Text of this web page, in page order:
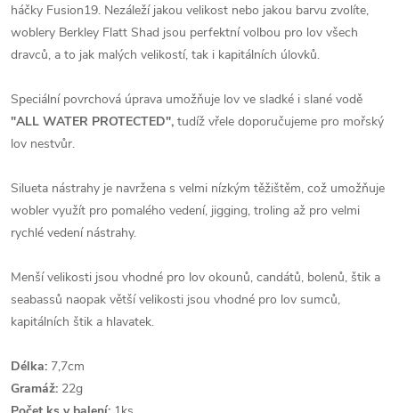
háčky Fusion19. Nezáleží jakou velikost nebo jakou barvu zvolíte,
woblery Berkley Flatt Shad jsou perfektní volbou pro lov všech
dravců, a to jak malých velikostí, tak i kapitálních úlovků.
Speciální povrchová úprava umožňuje lov ve sladké i slané vodě
"ALL WATER PROTECTED", tudíž vřele doporučujeme pro mořský
lov nestvůr.
Silueta nástrahy je navržena s velmi nízkým těžištěm, což umožňuje
wobler využít pro pomalého vedení, jigging, troling až pro velmi
rychlé vedení nástrahy.
Menší velikosti jsou vhodné pro lov okounů, candátů, bolenů, štik a
seabassů naopak větší velikosti jsou vhodné pro lov sumců,
kapitálních štik a hlavatek.
Délka: 7,7cm
Gramáž: 22g